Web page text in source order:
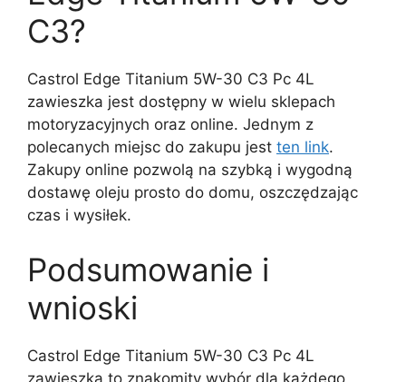
C3?
Castrol Edge Titanium 5W-30 C3 Pc 4L
zawieszka jest dostępny w wielu sklepach
motoryzacyjnych oraz online. Jednym z
polecanych miejsc do zakupu jest ten link.
Zakupy online pozwolą na szybką i wygodną
dostawę oleju prosto do domu, oszczędzając
czas i wysiłek.
Podsumowanie i
wnioski
Castrol Edge Titanium 5W-30 C3 Pc 4L
zawieszka to znakomity wybór dla każdego